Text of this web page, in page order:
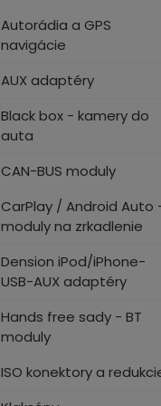
Autorádia a GPS
navigácie
AUX adaptéry
Black box - kamery do
auta
CAN-BUS moduly
CarPlay / Android Auto
moduly na zrkadlenie
Dension iPod/iPhone-
USB-AUX adaptéry
Hands free sady - BT
moduly
ISO konektory a